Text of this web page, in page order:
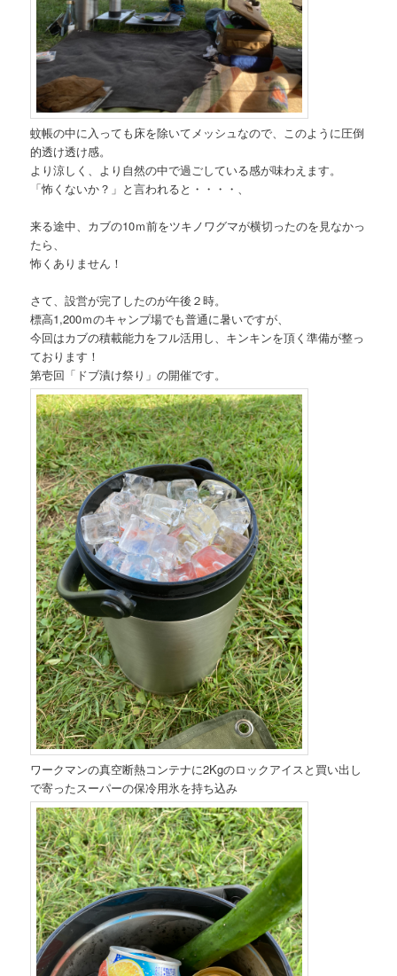
蚊帳の中に入っても床を除いてメッシュなので、このように圧倒
的透け透け感。
より涼しく、より自然の中で過ごしている感が味わえます。
「怖くないか？」と言われると・・・・、
来る途中、カブの10ｍ前をツキノワグマが横切ったのを見なかっ
たら、
怖くありません！
さて、設営が完了したのが午後２時。
標高1,200ｍのキャンプ場でも普通に暑いですが、
今回はカブの積載能力をフル活用し、キンキンを頂く準備が整っ
ております！
第壱回「ドブ漬け祭り」の開催です。
ワークマンの真空断熱コンテナに2Kgのロックアイスと買い出し
で寄ったスーパーの保冷用氷を持ち込み